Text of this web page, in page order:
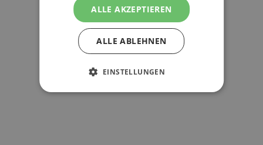
ALLE AKZEPTIEREN
ALLE ABLEHNEN
EINSTELLUNGEN